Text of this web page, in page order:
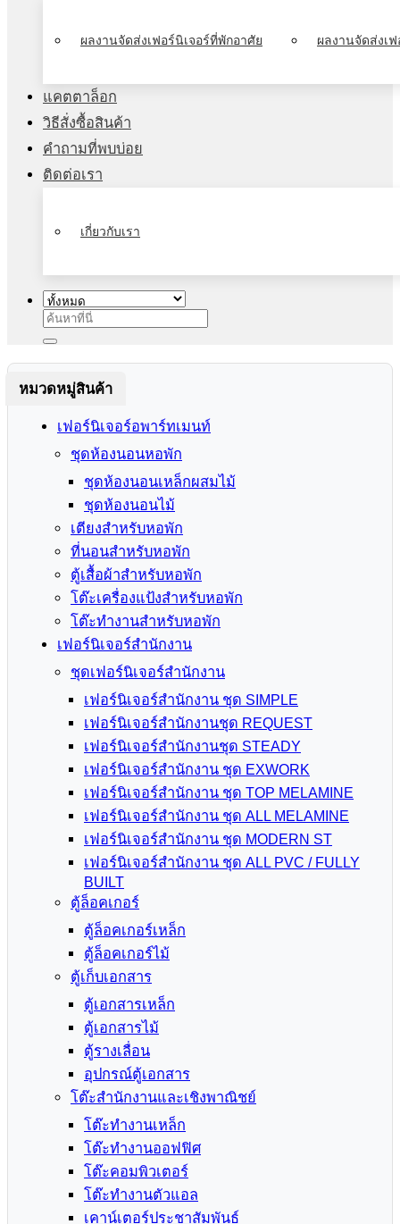
ผลงานจัดส่งเฟอร์นิเจอร์ที่พักอาศัย ผลงานจัดส่งเ
แคตตาล็อก
วิธีสั่งซื้อสินค้า
คำถามที่พบบ่อย
ติดต่อเรา
เกี่ยวกับเรา
ค้นหา:
หมวดหมู่สินค้า
เฟอร์นิเจอร์อพาร์ทเมนท์
ชุดห้องนอนหอพัก
ชุดห้องนอนเหล็กผสมไม้
ชุดห้องนอนไม้
เตียงสำหรับหอพัก
ที่นอนสำหรับหอพัก
ตู้เสื้อผ้าสำหรับหอพัก
โต๊ะเครื่องแป้งสำหรับหอพัก
โต๊ะทำงานสำหรับหอพัก
เฟอร์นิเจอร์สำนักงาน
ชุดเฟอร์นิเจอร์สำนักงาน
เฟอร์นิเจอร์สำนักงาน ชุด SIMPLE
เฟอร์นิเจอร์สำนักงานชุด REQUEST
เฟอร์นิเจอร์สำนักงานชุด STEADY
เฟอร์นิเจอร์สำนักงาน ชุด EXWORK
เฟอร์นิเจอร์สำนักงาน ชุด TOP MELAMINE
เฟอร์นิเจอร์สำนักงาน ชุด ALL MELAMINE
เฟอร์นิเจอร์สำนักงาน ชุด MODERN ST
เฟอร์นิเจอร์สำนักงาน ชุด ALL PVC / FULLY
BUILT
ตู้ล็อคเกอร์
ตู้ล็อคเกอร์เหล็ก
ตู้ล็อคเกอร์ไม้
ตู้เก็บเอกสาร
ตู้เอกสารเหล็ก
ตู้เอกสารไม้
ตู้รางเลื่อน
อุปกรณ์ตู้เอกสาร
โต๊ะสำนักงานและเชิงพาณิชย์
โต๊ะทำงานเหล็ก
โต๊ะทำงานออฟฟิศ
โต๊ะคอมพิวเตอร์
โต๊ะทำงานตัวแอล
เคาน์เตอร์ประชาสัมพันธ์